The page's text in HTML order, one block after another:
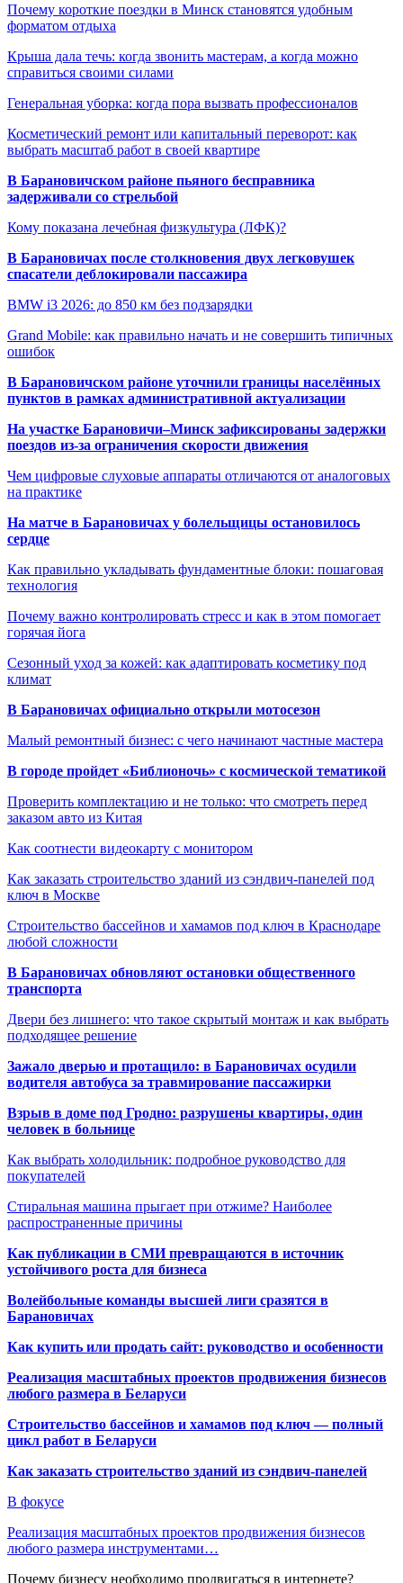
Почему короткие поездки в Минск становятся удобным
форматом отдыха
Крыша дала течь: когда звонить мастерам, а когда можно
справиться своими силами
Генеральная уборка: когда пора вызвать профессионалов
Косметический ремонт или капитальный переворот: как
выбрать масштаб работ в своей квартире
В Барановичском районе пьяного бесправника
задерживали со стрельбой
Кому показана лечебная физкультура (ЛФК)?
В Барановичах после столкновения двух легковушек
спасатели деблокировали пассажира
BMW i3 2026: до 850 км без подзарядки
Grand Mobile: как правильно начать и не совершить типичных
ошибок
В Барановичском районе уточнили границы населённых
пунктов в рамках административной актуализации
На участке Барановичи–Минск зафиксированы задержки
поездов из-за ограничения скорости движения
Чем цифровые слуховые аппараты отличаются от аналоговых
на практике
На матче в Барановичах у болельщицы остановилось
сердце
Как правильно укладывать фундаментные блоки: пошаговая
технология
Почему важно контролировать стресс и как в этом помогает
горячая йога
Сезонный уход за кожей: как адаптировать косметику под
климат
В Барановичах официально открыли мотосезон
Малый ремонтный бизнес: с чего начинают частные мастера
В городе пройдет «Библионочь» с космической тематикой
Проверить комплектацию и не только: что смотреть перед
заказом авто из Китая
Как соотнести видеокарту с монитором
Как заказать строительство зданий из сэндвич-панелей под
ключ в Москве
Строительство бассейнов и хамамов под ключ в Краснодаре
любой сложности
В Барановичах обновляют остановки общественного
транспорта
Двери без лишнего: что такое скрытый монтаж и как выбрать
подходящее решение
Зажало дверью и протащило: в Барановичах осудили
водителя автобуса за травмирование пассажирки
Взрыв в доме под Гродно: разрушены квартиры, один
человек в больнице
Как выбрать холодильник: подробное руководство для
покупателей
Стиральная машина прыгает при отжиме? Наиболее
распространенные причины
Как публикации в СМИ превращаются в источник
устойчивого роста для бизнеса
Волейбольные команды высшей лиги сразятся в
Барановичах
Как купить или продать сайт: руководство и особенности
Реализация масштабных проектов продвижения бизнесов
любого размера в Беларуси
Строительство бассейнов и хамамов под ключ — полный
цикл работ в Беларуси
Как заказать строительство зданий из сэндвич-панелей
В фокусе
Реализация масштабных проектов продвижения бизнесов
любого размера инструментами…
Почему бизнесу необходимо продвигаться в интернете?